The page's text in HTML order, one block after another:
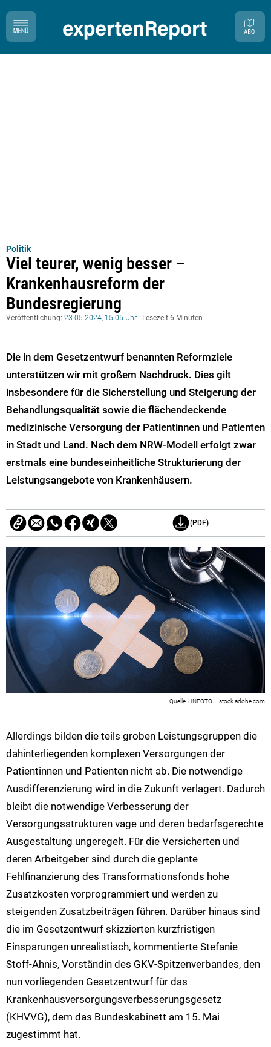
Politik
Viel teurer, wenig besser –
Krankenhausreform der
Bundesregierung
Veröffentlichung: 23.05.2024, 15:05 Uhr - Lesezeit 6 Minuten
Die in dem Gesetzentwurf benannten Reformziele
unterstützen wir mit großem Nachdruck. Dies gilt
insbesondere für die Sicherstellung und Steigerung der
Behandlungsqualität sowie die flächendeckende
medizinische Versorgung der Patientinnen und Patienten
in Stadt und Land. Nach dem NRW-Modell erfolgt zwar
erstmals eine bundeseinheitliche Strukturierung der
Leistungsangebote von Krankenhäusern.
(PDF)
HNFOTO – stock.adobe.com
Allerdings bilden die teils groben Leistungsgruppen die
dahinterliegenden komplexen Versorgungen der
Patientinnen und Patienten nicht ab. Die notwendige
Ausdifferenzierung wird in die Zukunft verlagert. Dadurch
bleibt die notwendige Verbesserung der
Versorgungsstrukturen vage und deren bedarfsgerechte
Ausgestaltung ungeregelt. Für die Versicherten und
deren Arbeitgeber sind durch die geplante
Fehlfinanzierung des Transformationsfonds hohe
Zusatzkosten vorprogrammiert und werden zu
steigenden Zusatzbeiträgen führen. Darüber hinaus sind
die im Gesetzentwurf skizzierten kurzfristigen
Einsparungen unrealistisch, kommentierte Stefanie
Stoff-Ahnis, Vorständin des GKV-Spitzenverbandes, den
nun vorliegenden Gesetzentwurf für das
Krankenhausversorgungsverbesserungsgesetz
(KHVVG), dem das Bundeskabinett am 15. Mai
zugestimmt hat.